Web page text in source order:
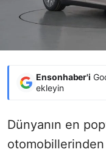
Ensonhaber'i
ekleyin
Dünyanın en